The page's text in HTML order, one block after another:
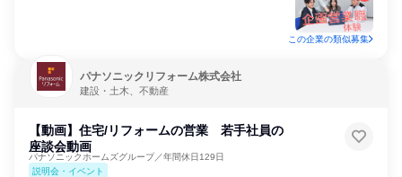
この企業の類似募集
パナソニックリフォーム株式会社
建設・土木、不動産
【動画】住宅/リフォームの営業 若手社員の
座談会動画
パナソニックホームズグループ／年間休日129日
説明会・イベント